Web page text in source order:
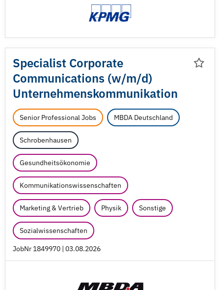
Specialist Corporate
Communications (w/m/d)
Unternehmenskommunikation
Senior Professional Jobs MBDA Deutschland
Schrobenhausen
Gesundheitsökonomie
Kommunikationswissenschaften
Marketing & Vertrieb Physik Sonstige
Sozialwissenschaften
JobNr 1849970 | 03.08.2026